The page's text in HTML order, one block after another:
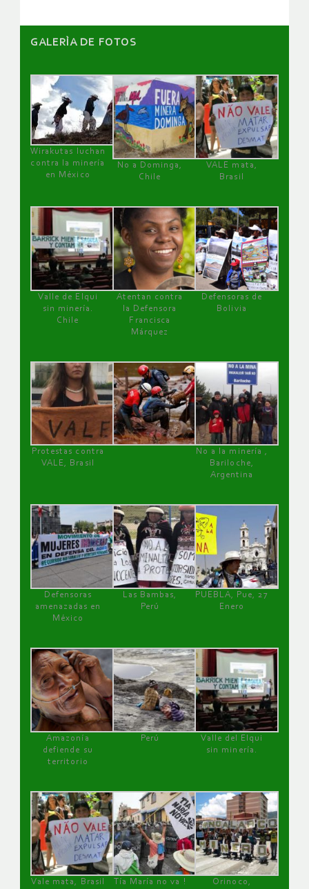
GALERÌA DE FOTOS
Wirakutas luchan
contra la minería
en México
No a Dominga,
Chile
VALE mata,
Brasil
Valle de Elqui
sin minería.
Chile
Atentan contra
la Defensora
Francisca
Márquez
Defensoras de
Bolivia
Protestas contra
VALE, Brasil
No a la minería ,
Bariloche,
Argentina
Defensoras
amenazadas en
México
Las Bambas,
Perú
PUEBLA, Pue, 27
Enero
Amazonía
defiende su
territorio
Perú
Valle del Elqui
sin minería.
Vale mata, Brasil
Tía María no va !
Orinoco,